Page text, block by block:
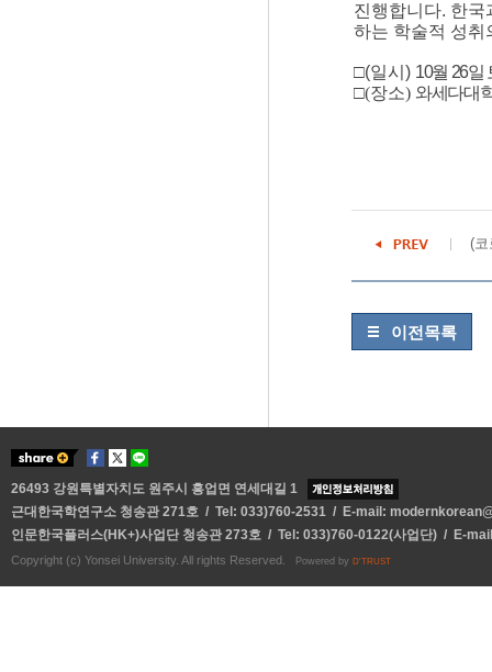
진행합니다. 한국
하는 학술적 성취
□(일시) 10월 26일
□(장소) 와세다대
(코
이전목록
26493 강원특별자치도 원주시 흥업면 연세대길 1
근대한국학연구소 청송관 271호 / Tel: 033)760-2531 / E-mail:
인문한국플러스(HK+)사업단 청송관 273호 / Tel: 033)760-0122(사업단) / E-
Copyright (c) Yonsei University. All rights Reserved. Powered by D'TRUST